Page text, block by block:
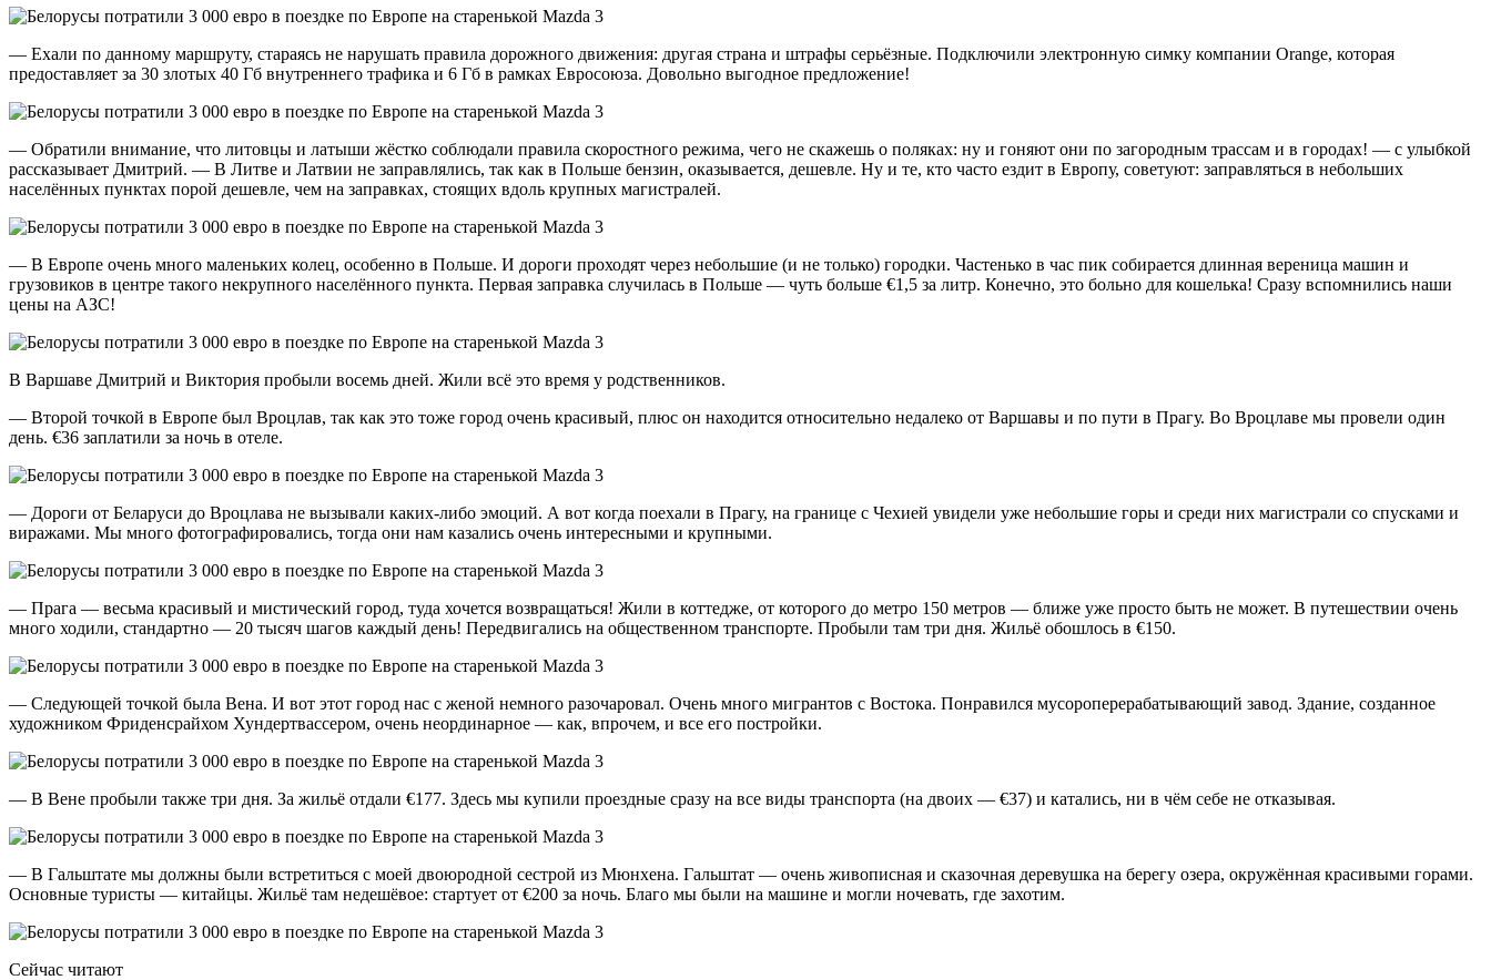
— Ехали по данному маршруту, стараясь не нарушать правила дорожного движения: другая страна и штрафы серьёзные. Подключили электронную симку компании Orange, которая
предоставляет за 30 злотых 40 Гб внутреннего трафика и 6 Гб в рамках Евросоюза. Довольно выгодное предложение!
— Обратили внимание, что литовцы и латыши жёстко соблюдали правила скоростного режима, чего не скажешь о поляках: ну и гоняют они по загородным трассам и в городах! — с улыбкой
рассказывает Дмитрий. — В Литве и Латвии не заправлялись, так как в Польше бензин, оказывается, дешевле. Ну и те, кто часто ездит в Европу, советуют: заправляться в небольших
населённых пунктах порой дешевле, чем на заправках, стоящих вдоль крупных магистралей.
— В Европе очень много маленьких колец, особенно в Польше. И дороги проходят через небольшие (и не только) городки. Частенько в час пик собирается длинная вереница машин и
грузовиков в центре такого некрупного населённого пункта. Первая заправка случилась в Польше — чуть больше €1,5 за литр. Конечно, это больно для кошелька! Сразу вспомнились наши
цены на АЗС!
В Варшаве Дмитрий и Виктория пробыли восемь дней. Жили всё это время у родственников.
— Второй точкой в Европе был Вроцлав, так как это тоже город очень красивый, плюс он находится относительно недалеко от Варшавы и по пути в Прагу. Во Вроцлаве мы провели один
день. €36 заплатили за ночь в отеле.
— Дороги от Беларуси до Вроцлава не вызывали каких-либо эмоций. А вот когда поехали в Прагу, на границе с Чехией увидели уже небольшие горы и среди них магистрали со спусками и
виражами. Мы много фотографировались, тогда они нам казались очень интересными и крупными.
— Прага — весьма красивый и мистический город, туда хочется возвращаться! Жили в коттедже, от которого до метро 150 метров — ближе уже просто быть не может. В путешествии очень
много ходили, стандартно — 20 тысяч шагов каждый день! Передвигались на общественном транспорте. Пробыли там три дня. Жильё обошлось в €150.
— Следующей точкой была Вена. И вот этот город нас с женой немного разочаровал. Очень много мигрантов с Востока. Понравился мусороперерабатывающий завод. Здание, созданное
художником Фриденсрайхом Хундертвассером, очень неординарное — как, впрочем, и все его постройки.
— В Вене пробыли также три дня. За жильё отдали €177. Здесь мы купили проездные сразу на все виды транспорта (на двоих — €37) и катались, ни в чём себе не отказывая.
— В Гальштате мы должны были встретиться с моей двоюродной сестрой из Мюнхена. Гальштат — очень живописная и сказочная деревушка на берегу озера, окружённая красивыми горами.
Основные туристы — китайцы. Жильё там недешёвое: стартует от €200 за ночь. Благо мы были на машине и могли ночевать, где захотим.
Сейчас читают